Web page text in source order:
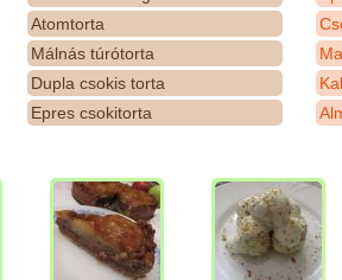
Atomtorta
Málnás túrótorta
Dupla csokis torta
Epres csokitorta